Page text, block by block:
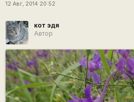
12 Авг, 2014 20:52
кот эдя
Автор